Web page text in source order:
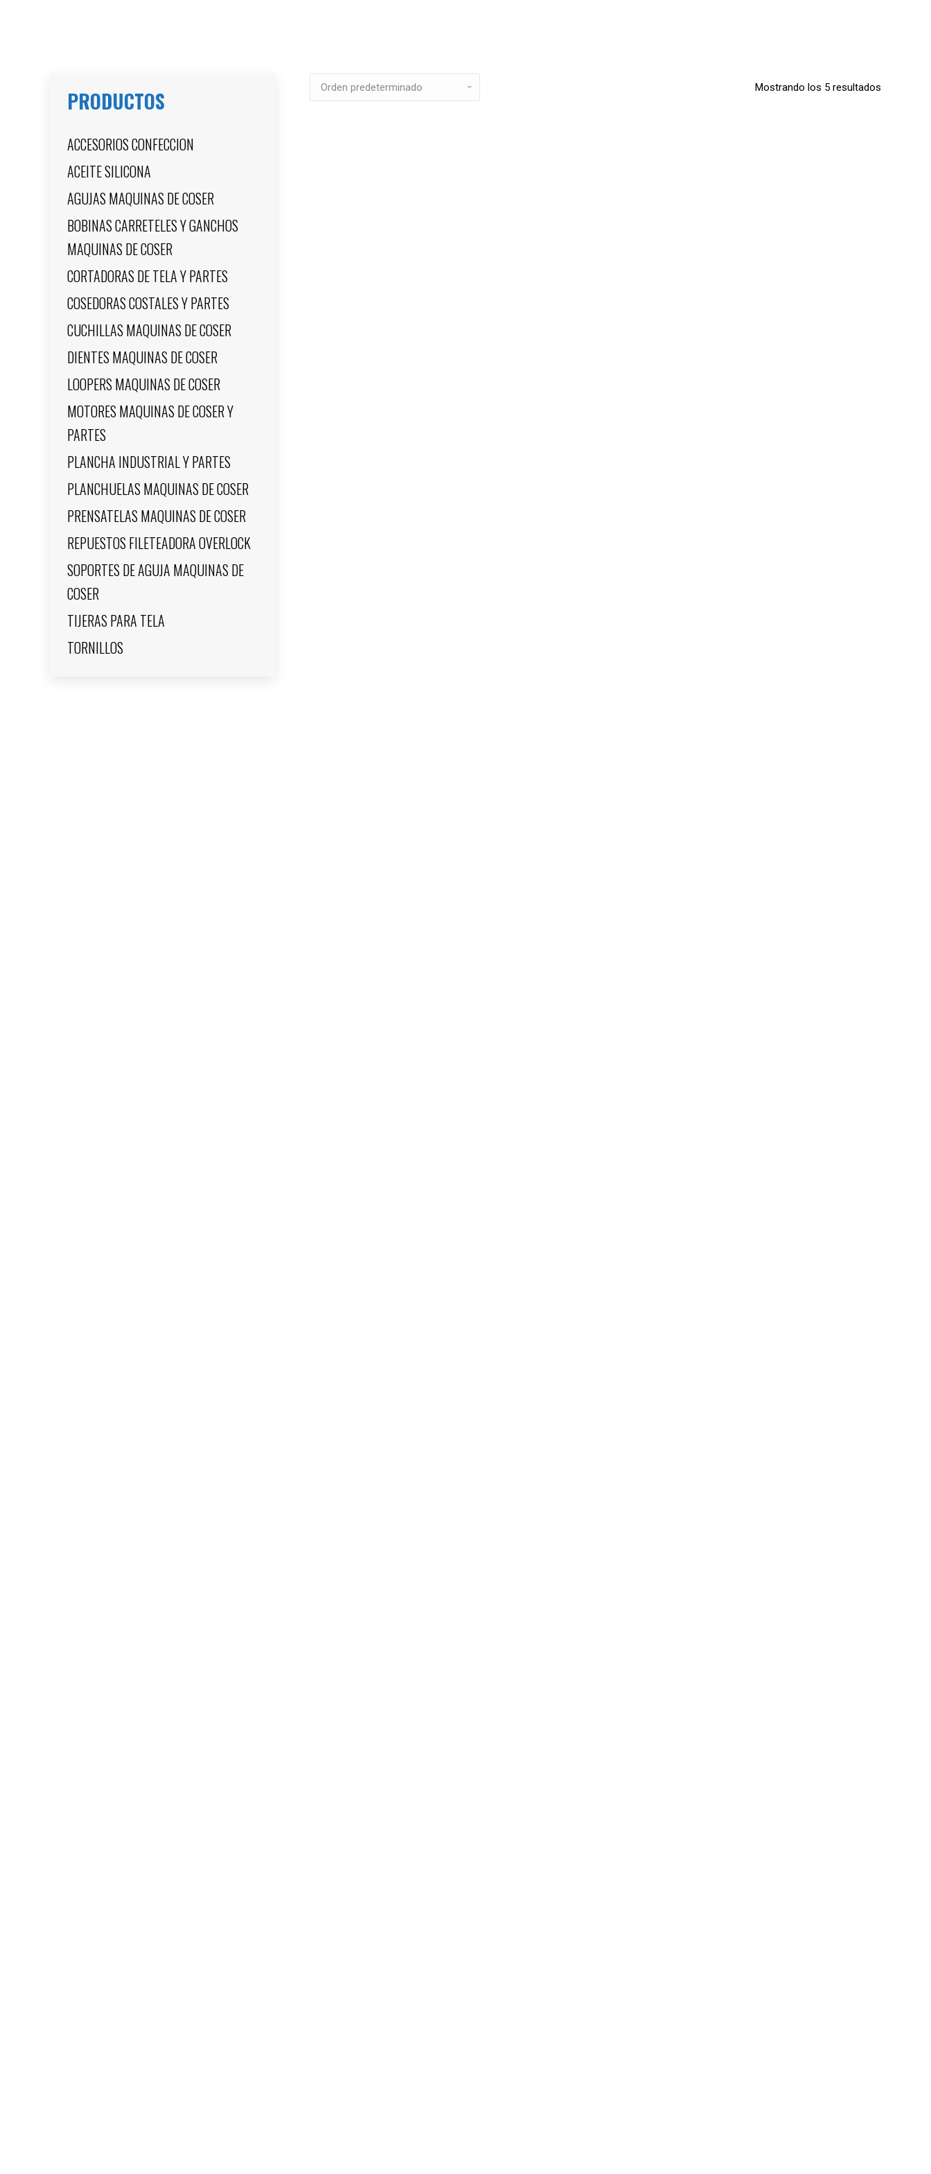
Mostrando los 5 resultados
PRODUCTOS
ACCESORIOS CONFECCION
ACEITE SILICONA
AGUJAS MAQUINAS DE COSER
BOBINAS CARRETELES Y GANCHOS
MAQUINAS DE COSER
CORTADORAS DE TELA Y PARTES
COSEDORAS COSTALES Y PARTES
CUCHILLAS MAQUINAS DE COSER
DIENTES MAQUINAS DE COSER
LOOPERS MAQUINAS DE COSER
MOTORES MAQUINAS DE COSER Y
PARTES
PLANCHA INDUSTRIAL Y PARTES
PLANCHUELAS MAQUINAS DE COSER
PRENSATELAS MAQUINAS DE COSER
REPUESTOS FILETEADORA OVERLOCK
SOPORTES DE AGUJA MAQUINAS DE
COSER
TIJERAS PARA TELA
TORNILLOS